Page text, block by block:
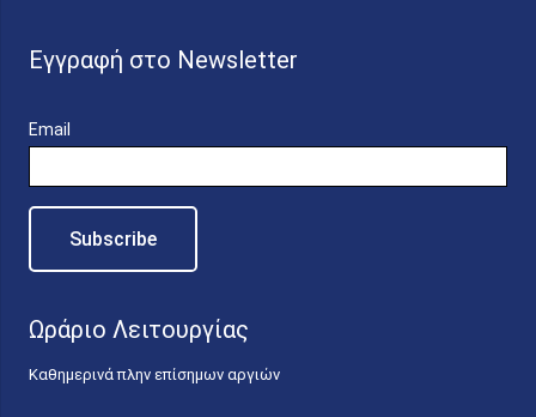
Εγγραφή στο Newsletter
Email
Ωράριο Λειτουργίας
Καθημερινά πλην επίσημων αργιών